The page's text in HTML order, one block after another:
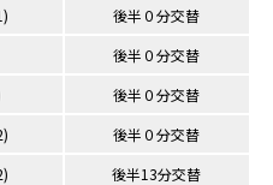
後半０分交替
後半０分交替
後半０分交替
後半０分交替
後半13分交替